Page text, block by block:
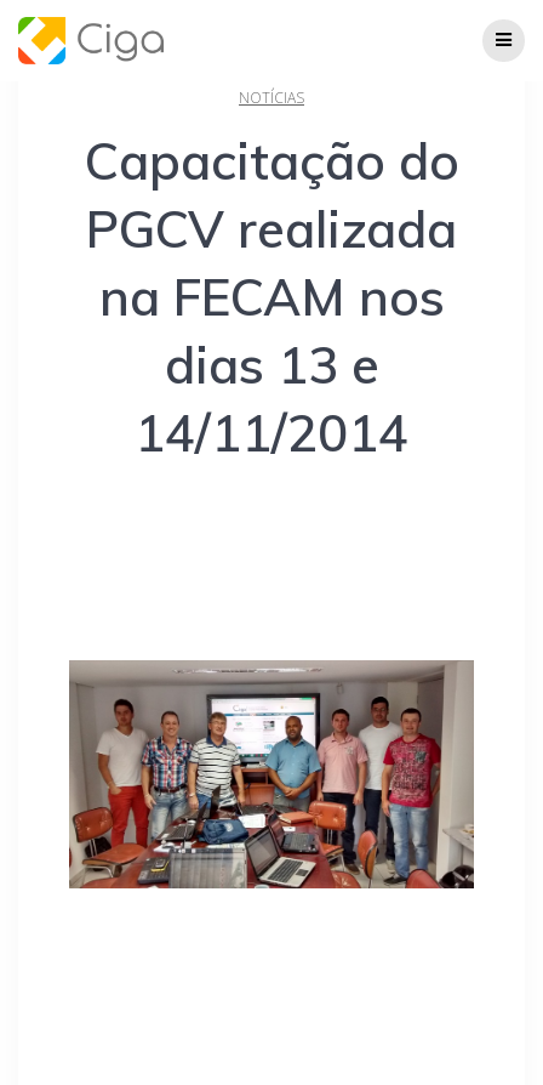
NOTÍCIAS
Capacitação do
PGCV realizada
na FECAM nos
dias 13 e
14/11/2014